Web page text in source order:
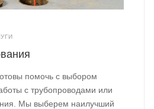
помочь с выбором
с трубопроводами или
Мы выберем наилучший